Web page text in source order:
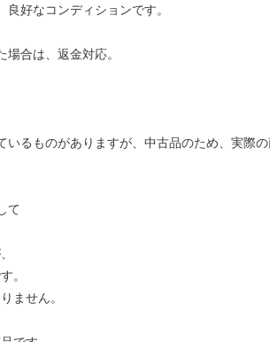
好なコンディションです。
合は、返金対応。
いるものがありますが、中古品のため、実際
て
。
ません。